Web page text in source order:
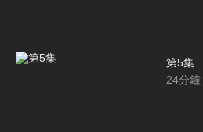
第5集
24分鐘